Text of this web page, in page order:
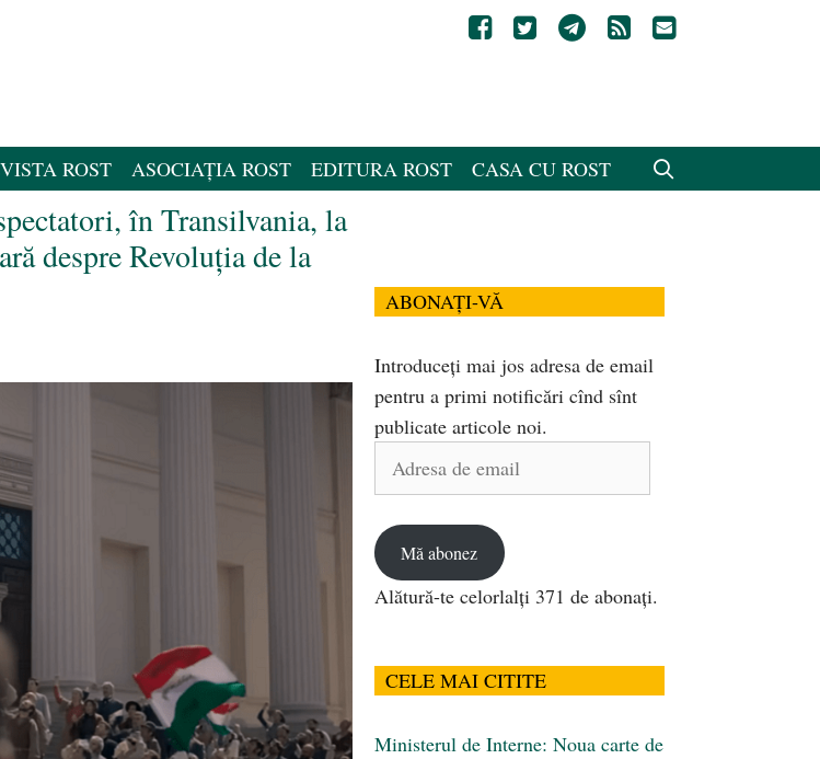
ROST ASOCIAȚIA ROST EDITURA ROST CASA CU ROST
în Transilvania, la
despre Revoluția de la
ABONAȚI-VĂ
Introduceți mai jos adresa de email
pentru a primi notificări cînd sînt
publicate articole noi.
Adresa
Mă abonez
Alătură-te celorlalți 371 de abonați.
CELE MAI CITITE
Ministerul de Interne: Noua carte de